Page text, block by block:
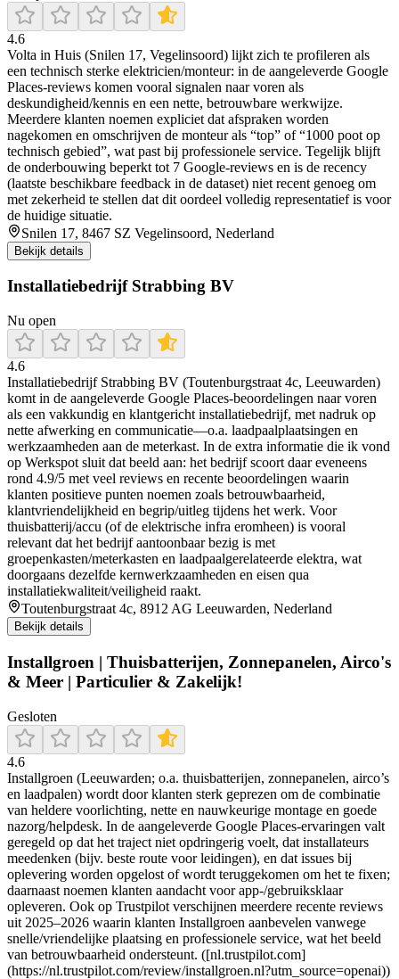
4.6
Volta in Huis (Snilen 17, Vegelinsoord) lijkt zich te profileren als
een technisch sterke elektricien/monteur: in de aangeleverde Google
Places-reviews komen vooral signalen naar voren als
deskundigheid/kennis en een nette, betrouwbare werkwijze.
Meerdere klanten noemen expliciet dat afspraken worden
nagekomen en omschrijven de monteur als “top” of “1000 poot op
technisch gebied”, wat past bij professionele service. Tegelijk blijft
de onderbouwing beperkt tot 7 Google-reviews en is de recency
(laatste beschikbare feedback in de dataset) niet recent genoeg om
met zekerheid te stellen dat dit oordeel volledig representatief is voor
de huidige situatie.
Snilen 17, 8467 SZ Vegelinsoord, Nederland
Bekijk details
Installatiebedrijf Strabbing BV
Nu open
4.6
Installatiebedrijf Strabbing BV (Toutenburgstraat 4c, Leeuwarden)
komt in de aangeleverde Google Places-beoordelingen naar voren
als een vakkundig en klantgericht installatiebedrijf, met nadruk op
nette afwerking en communicatie—o.a. laadpaalplaatsingen en
werkzaamheden aan de meterkast. In de extra informatie die ik vond
op Werkspot sluit dat beeld aan: het bedrijf scoort daar eveneens
rond 4.9/5 met veel reviews en recente beoordelingen waarin
klanten positieve punten noemen zoals betrouwbaarheid,
klantvriendelijkheid en begrip/uitleg tijdens het werk. Voor
thuisbatterij/accu (of de elektrische infra eromheen) is vooral
relevant dat het bedrijf aantoonbaar bezig is met
groepenkasten/meterkasten en laadpaalgerelateerde elektra, wat
doorgaans dezelfde kernwerkzaamheden en eisen qua
installatiekwaliteit/veiligheid raakt.
Toutenburgstraat 4c, 8912 AG Leeuwarden, Nederland
Bekijk details
Installgroen | Thuisbatterijen, Zonnepanelen, Airco's
& Meer | Particulier & Zakelijk!
Gesloten
4.6
Installgroen (Leeuwarden; o.a. thuisbatterijen, zonnepanelen, airco’s
en laadpalen) wordt door klanten sterk geprezen om de combinatie
van heldere voorlichting, nette en nauwkeurige montage en goede
nazorg/helpdesk. In de aangeleverde Google Places-ervaringen valt
geregeld op dat het traject niet opdringerig voelt, dat installateurs
meedenken (bijv. beste route voor leidingen), en dat issues bij
oplevering worden opgelost of wordt teruggekomen om het te fixen;
daarnaast noemen klanten aandacht voor app-/gebruiksklaar
opleveren. Ook op Trustpilot verschijnen meerdere recente reviews
uit 2025–2026 waarin klanten Installgroen aanbevelen vanwege
snelle/vriendelijke plaatsing en professionele service, wat het beeld
van betrouwbaarheid ondersteunt. ([nl.trustpilot.com]
(https://nl.trustpilot.com/review/installgroen.nl?utm_source=openai))